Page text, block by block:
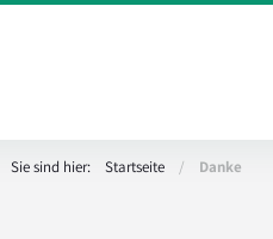
Sie sind hier: Startseite / Danke